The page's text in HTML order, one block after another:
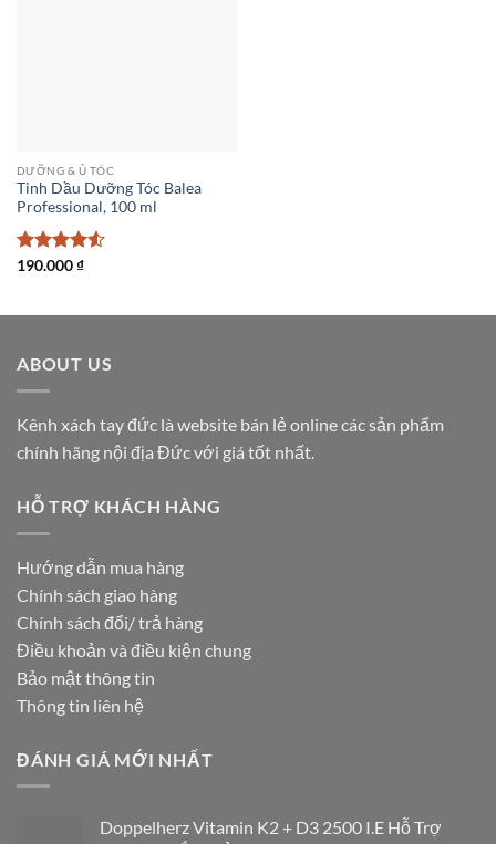
DƯỠNG & Ủ TÓC
Tinh Dầu Dưỡng Tóc Balea
Professional, 100 ml
Được xếp
190.000₫
ABOUT US
Kênh xách tay đức là website bán lẻ online các sản phẩm
chính hãng nội địa Đức với giá tốt nhất.
HỖ TRỢ KHÁCH HÀNG
Hướng dẫn mua hàng
Chính sách giao hàng
Chính sách đổi/ trả hàng
Điều khoản và điều kiện chung
Bảo mật thông tin
Thông tin liên hệ
ĐÁNH GIÁ MỚI NHẤT
Doppelherz Vitamin K2 + D3 2500 I.E Hỗ Trợ